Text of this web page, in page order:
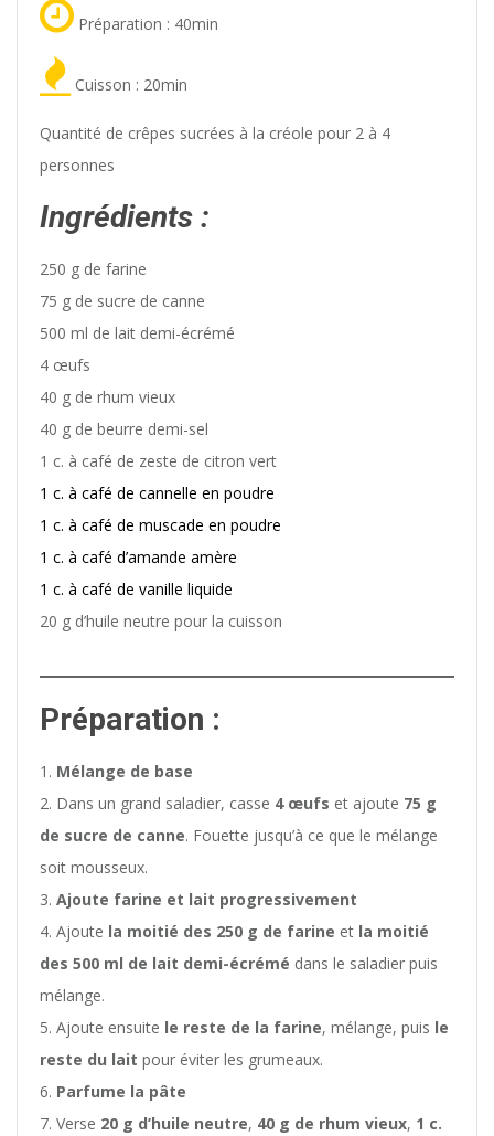
Préparation : 40min
Cuisson : 20min
Quantité de crêpes sucrées à la créole pour 2 à 4
personnes
Ingrédients :
250 g de farine
75 g de sucre de canne
500 ml de lait demi-écrémé
4 œufs
40 g de rhum vieux
40 g de beurre demi-sel
1 c. à café de zeste de citron vert
1 c. à café de cannelle en poudre
1 c. à café de muscade en poudre
1 c. à café d’amande amère
1 c. à café de vanille liquide
20 g d’huile neutre pour la cuisson
Préparation :
Mélange de base
Dans un grand saladier, casse 4 œufs et ajoute 75 g
de sucre de canne. Fouette jusqu’à ce que le mélange
soit mousseux.
Ajoute farine et lait progressivement
Ajoute la moitié des 250 g de farine et la moitié
des 500 ml de lait demi-écrémé dans le saladier puis
mélange.
Ajoute ensuite le reste de la farine, mélange, puis le
reste du lait pour éviter les grumeaux.
Parfume la pâte
Verse 20 g d’huile neutre, 40 g de rhum vieux, 1 c.